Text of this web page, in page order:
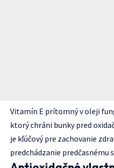
Vitamín E prítomný v oleji
ktorý chráni bunky pred
je kľúčový pre zachovanie
predchádzanie predčasnému